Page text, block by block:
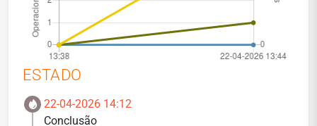
ESTADO
22-04-2026 14:12
Conclusão